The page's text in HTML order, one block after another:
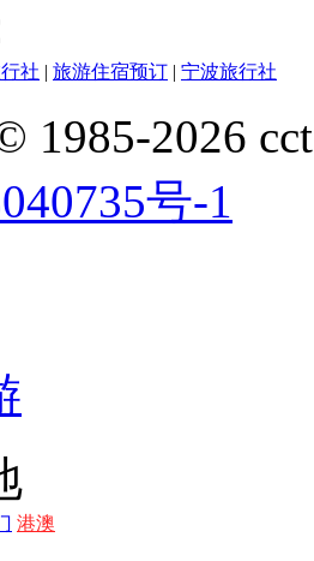
社 | 旅游住宿预订 | 宁波旅行社
1985-2026
号-1
港澳